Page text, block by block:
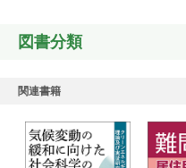
図書分類
関連書籍